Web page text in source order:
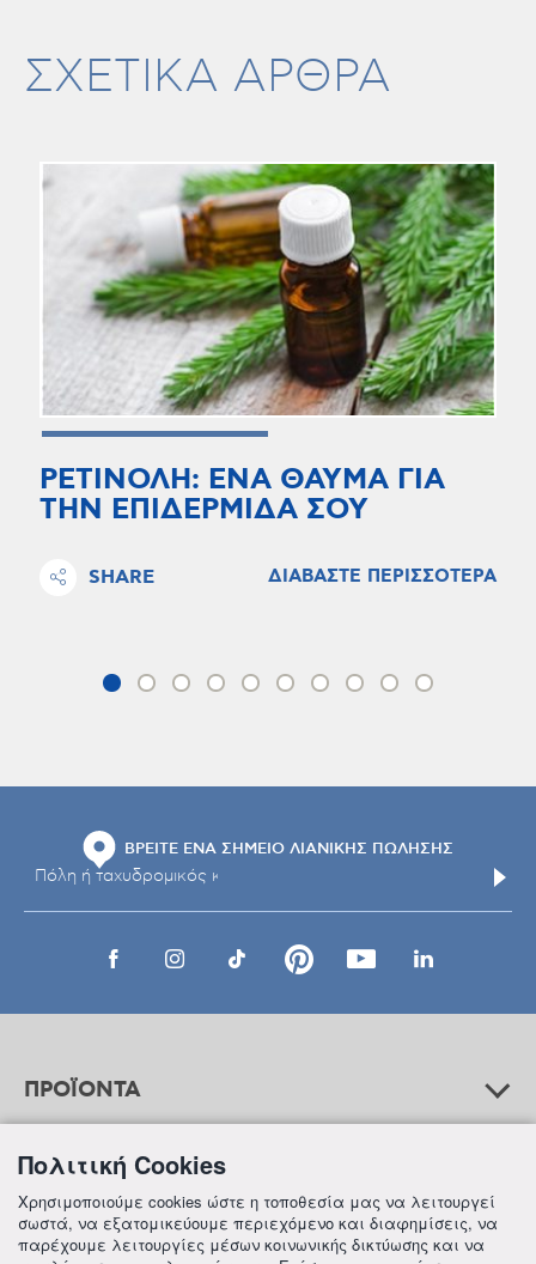
ΣΧΕΤΙΚΑ ΑΡΘΡΑ
ΡΕΤΙΝΟΛΗ: ΕΝΑ ΘΑΥΜΑ ΓΙΑ
ΤΗΝ ΕΠΙΔΕΡΜΙΔΑ ΣΟΥ
SHARE ΔΙΑΒΑΣΤΕ ΠΕΡΙΣΣΟΤΕΡΑ
ΒΡΕΙΤΕ ΕΝΑ ΣΗΜΕΙΟ ΛΙΑΝΙΚΗΣ ΠΩΛΗΣΗΣ
ΠΡΟΪΟΝΤΑ
ΒΟΗΘΕΙΑ
Πολιτική Cookies
Χρησιμοποιούμε cookies ώστε η τοποθεσία μας να λειτουργεί
σωστά, να εξατομικεύουμε περιεχόμενο και διαφημίσεις, να
παρέχουμε λειτουργίες μέσων κοινωνικής δικτύωσης και να